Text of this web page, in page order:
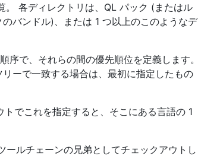
。 各ディレクトリは、QL パック (またはル
バンドル)、または 1 つ以上のこのようなデ
で、それらの間の優先順位を定義します。
ーで一致する場合は、最初に指定したもの
でこれを指定すると、そこにある言語の 1
ルチェーンの兄弟としてチェックアウトし